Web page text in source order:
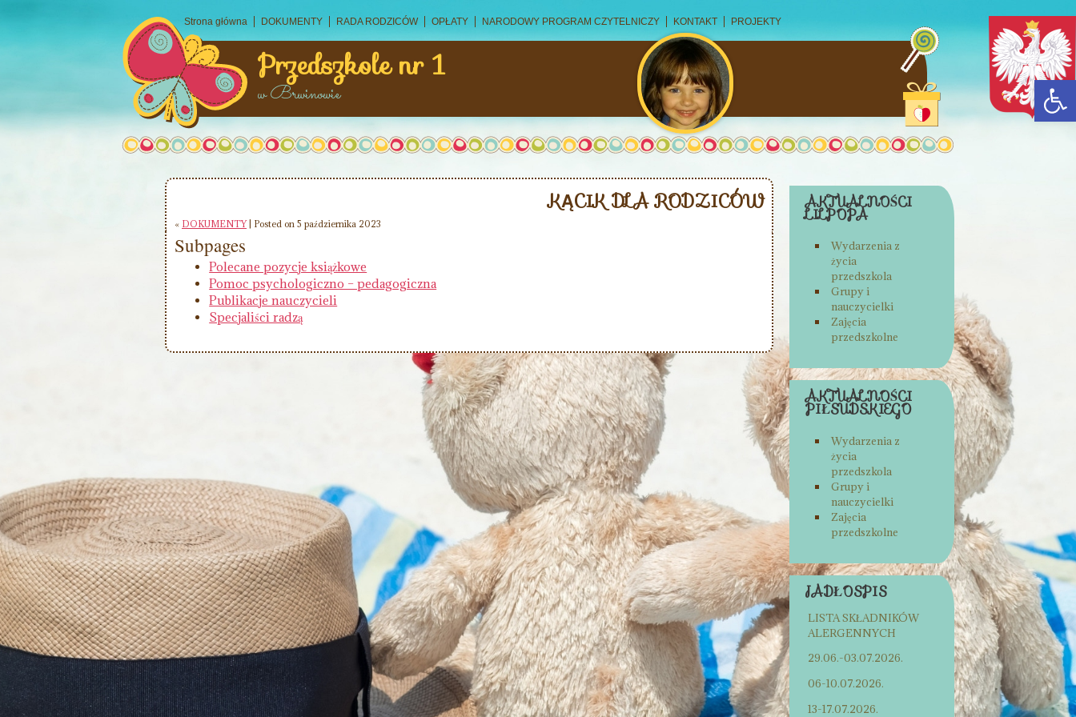
Przedszkole nr 1
w Brwinowie
Strona główna DOKUMENTY RADA RODZICÓW OPŁATY NARODOWY PROGRAM CZYTELNICZY KONTAKT PROJEKTY
KĄCIK DLA RODZICÓW
« DOKUMENTY| Posted on 5 października 2023
Subpages
Polecane pozycje książkowe
Pomoc psychologiczno – pedagogiczna
Publikacje nauczycieli
Specjaliści radzą
AKTUALNOŚCI
LILPOPA
Wydarzenia z
życia
przedszkola
Grupy i
nauczycielki
Zajęcia
przedszkolne
AKTUALNOŚCI
PIŁSUDSKIEGO
Wydarzenia z
życia
przedszkola
Grupy i
nauczycielki
Zajęcia
przedszkolne
JADŁOSPIS
LISTA SKŁADNIKÓW
ALERGENNYCH
29.06.-03.07.2026.
06-10.07.2026.
13-17.07.2026.